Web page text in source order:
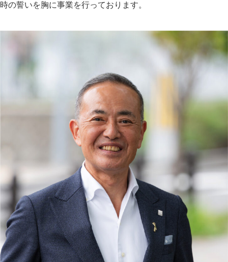
時の誓いを胸に事業を行っております。